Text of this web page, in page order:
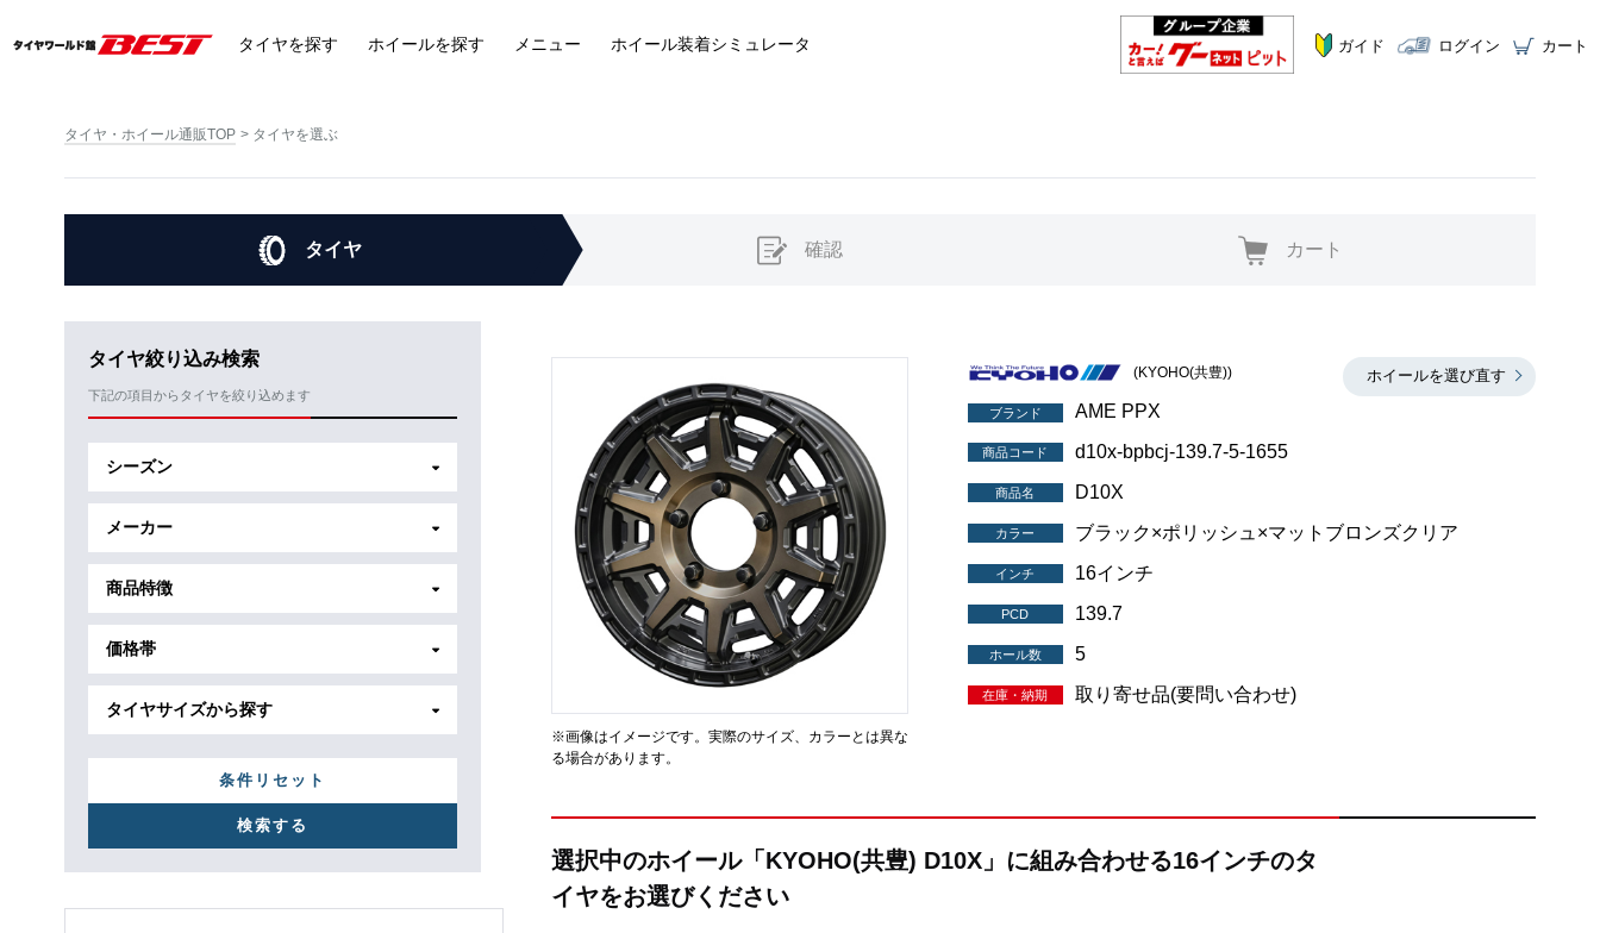
タイヤを探す ホイールを探す メニュー ホイール装着シミュレータ ガイド ログイン カート
タイヤ・ホイール通販TOP タイヤを選ぶ
タイヤ 確認 カート
タイヤ絞り込み検索
下記の項目からタイヤを絞り込めます
シーズン
メーカー
商品特徴
価格帯
タイヤサイズから探す
条件リセット
※画像はイメージです。実際のサイズ、カラーとは異な
る場合があります。
ホイールを選び直す
(KYOHO(共豊))
ブランド AME PPX
商品コード d10x-bpbcj-139.7-5-1655
商品名 D10X
カラー ブラック×ポリッシュ×マットブロンズクリア
インチ 16インチ
PCD 139.7
ホール数 5
在庫・納期 取り寄せ品(要問い合わせ)
選択中のホイール「KYOHO(共豊) D10X」に組み合わせる16インチのタ
イヤをお選びください